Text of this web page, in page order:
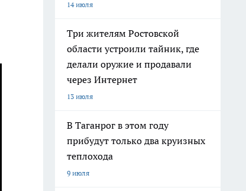
14 июля
Три жителям Ростовской
области устроили тайник, где
делали оружие и продавали
через Интернет
13 июля
В Таганрог в этом году
прибудут только два круизных
теплохода
9 июля